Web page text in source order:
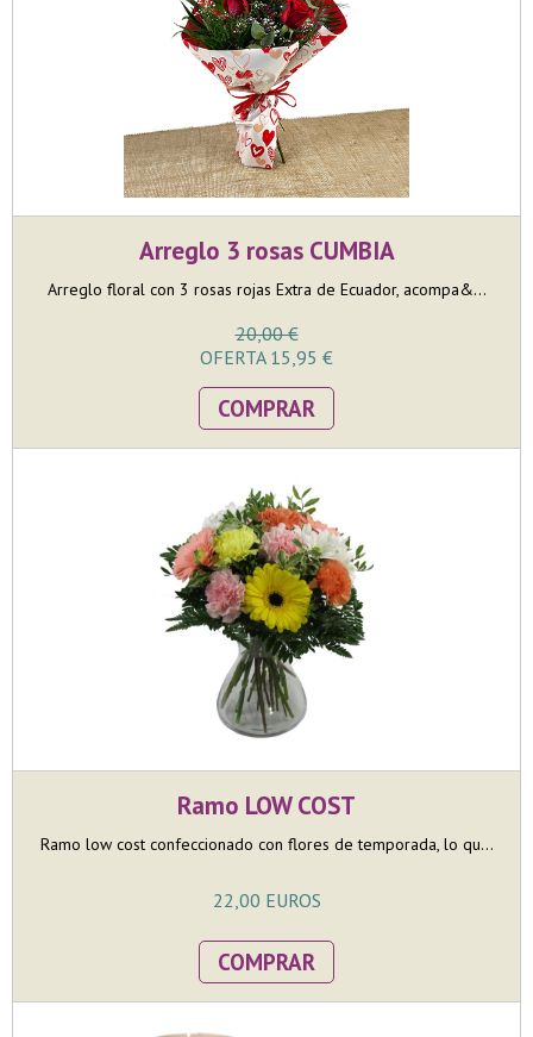
Arreglo 3 rosas CUMBIA
Arreglo floral con 3 rosas rojas Extra de Ecuador, acompa&...
20,00 €
OFERTA 15,95 €
COMPRAR
Ramo LOW COST
Ramo low cost confeccionado con flores de temporada, lo qu...
22,00 EUROS
COMPRAR